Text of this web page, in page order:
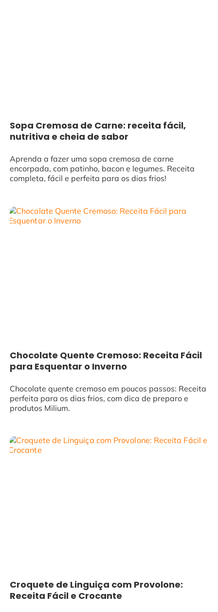
Sopa Cremosa de Carne: receita fácil,
nutritiva e cheia de sabor
Aprenda a fazer uma sopa cremosa de carne
encorpada, com patinho, bacon e legumes. Receita
completa, fácil e perfeita para os dias frios!
Chocolate Quente Cremoso: Receita Fácil
para Esquentar o Inverno
Chocolate quente cremoso em poucos passos: Receita
perfeita para os dias frios, com dica de preparo e
produtos Milium.
Croquete de Linguiça com Provolone:
Receita Fácil e Crocante